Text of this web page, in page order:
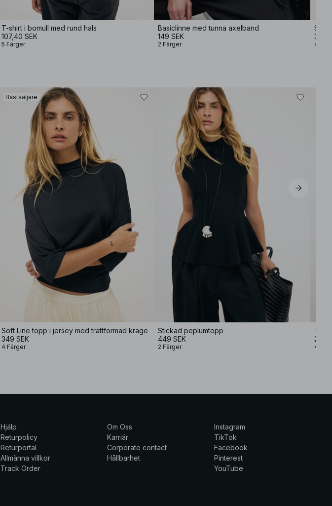
T-shirt i bomull med rund hals
107,40 SEK
5 Färger
Basiclinne med tunna axelband
149 SEK
2 Färger
Soft
349
4
Bästsäljare
Soft Line topp i jersey med trattformad krage
349 SEK
4 Färger
Stickad peplumtopp
449 SEK
2 Färger
299
4
Hjälp
Returpolicy
Returportal
Allmänna villkor
Track Order
Om Oss
Karriär
Corporate contact
Hållbarhet
Instagram
TikTok
Facebook
Pinterest
YouTube